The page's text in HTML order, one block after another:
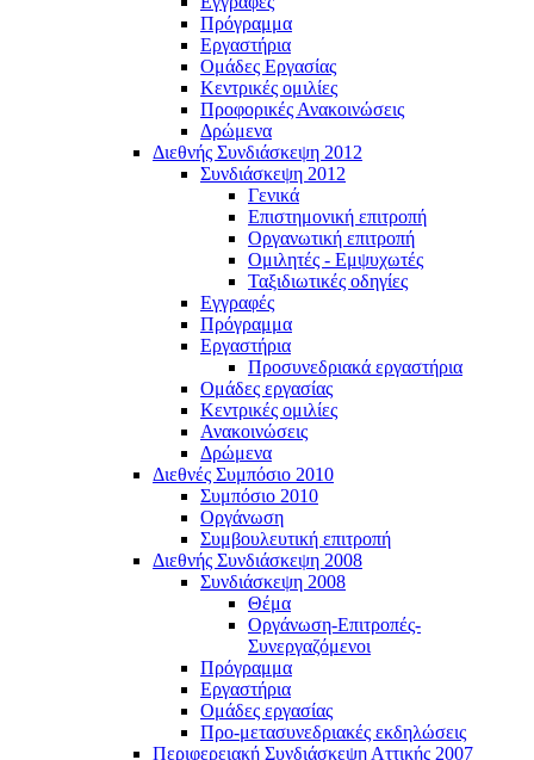
Πρόγραμμα
Εργαστήρια
Ομάδες Εργασίας
Κεντρικές ομιλίες
Προφορικές Ανακοινώσεις
Δρώμενα
Διεθνής Συνδιάσκεψη 2012
Συνδιάσκεψη 2012
Γενικά
Επιστημονική επιτροπή
Οργανωτική επιτροπή
Ομιλητές - Εμψυχωτές
Ταξιδιωτικές οδηγίες
Εγγραφές
Πρόγραμμα
Εργαστήρια
Προσυνεδριακά εργαστήρια
Ομάδες εργασίας
Κεντρικές ομιλίες
Ανακοινώσεις
Δρώμενα
Διεθνές Συμπόσιο 2010
Συμπόσιο 2010
Οργάνωση
Συμβουλευτική επιτροπή
Διεθνής Συνδιάσκεψη 2008
Συνδιάσκεψη 2008
Θέμα
Οργάνωση-Επιτροπές-
Συνεργαζόμενοι
Πρόγραμμα
Εργαστήρια
Ομάδες εργασίας
Προ-μετασυνεδριακές εκδηλώσεις
Περιφερειακή Συνδιάσκεψη Αττικής 2007